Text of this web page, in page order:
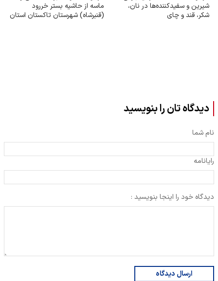
شیرین و سفیدکننده‌ها در نان،
شکر، قند و چای
ماسه از حاشیه بستر خر‌رود
(قنبرشاه) شهرستان تاکستان استان
دیدگاه تان را بنویسید
نام شما
رایانامه
دیدگاه خود را اینجا بنویسید :
ارسال دیدگاه